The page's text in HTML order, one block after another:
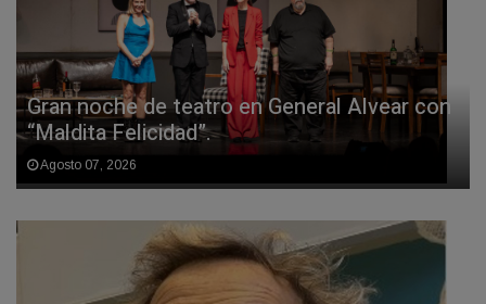
Gran noche de teatro en General Alvear con
“Maldita Felicidad”.
Agosto 07, 2026